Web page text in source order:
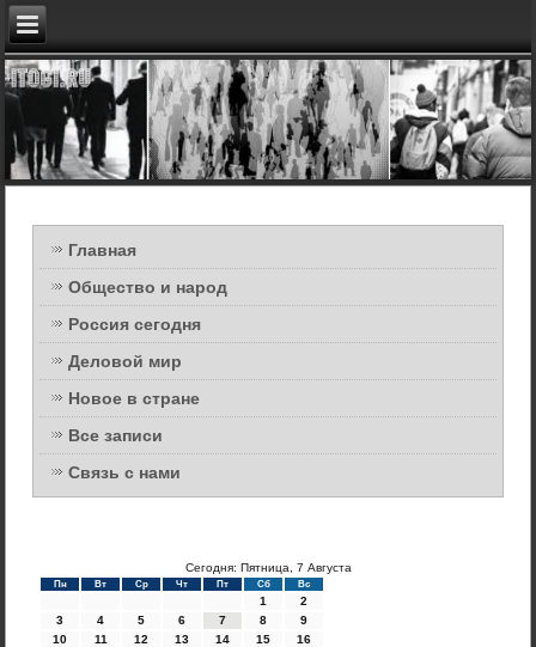
Главная
Общество и народ
Россия сегодня
Деловой мир
Новое в стране
Все записи
Связь с нами
Сегодня: Пятница, 7 Августа
Пн Вт Ср Чт Пт Сб Вс
1
2
3
4 5 6 7 8
9
10
11 12 13 14 15
16